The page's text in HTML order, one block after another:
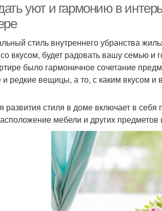
уют и гармонию в
стиль внутреннего убранства
вкусом, будет радовать вашу семью и
было гармоничное сочетание
и редкие вещицы, а то, с каким вкусом и
развития стиля в доме включает в
мебели и других предметов